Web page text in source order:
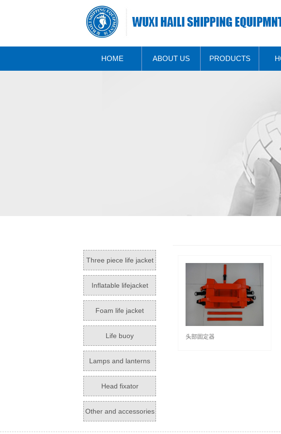
HOME ABOUT US PRODUCTS
Three piece life jacket
Inflatable lifejacket
Foam life jacket
Life buoy
Lamps and lanterns
Head fixator
Other and accessories
头部固定器